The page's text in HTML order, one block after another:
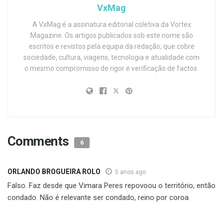
VxMag
A VxMag é a assinatura editorial coletiva da Vortex
Magazine. Os artigos publicados sob este nome são
escritos e revistos pela equipa da redação, que cobre
sociedade, cultura, viagens, tecnologia e atualidade com
o mesmo compromisso de rigor e verificação de factos.
Comments 6
ORLANDO BROGUEIRA ROLO 5 anos ago
Falso. Faz desde que Vimara Peres repovoou o território, então
condado. Não é relevante ser condado, reino por coroa